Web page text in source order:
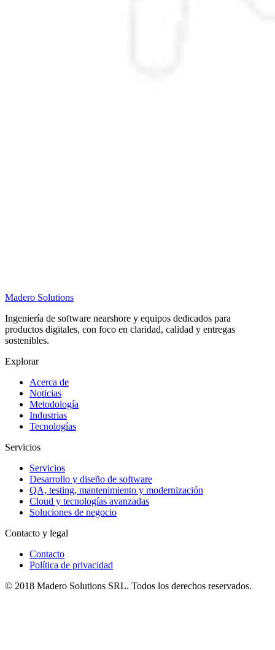
Madero Solutions
Ingeniería de software nearshore y equipos dedicados para
productos digitales, con foco en claridad, calidad y entregas
sostenibles.
Explorar
Acerca de
Noticias
Metodología
Industrias
Tecnologías
Servicios
Servicios
Desarrollo y diseño de software
QA, testing, mantenimiento y modernización
Cloud y tecnologías avanzadas
Soluciones de negocio
Contacto y legal
Contacto
Política de privacidad
© 2018 Madero Solutions SRL. Todos los derechos reservados.